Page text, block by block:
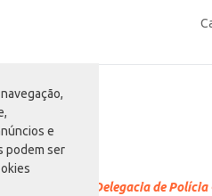
e
podem ser
ou procure a Delegacia de